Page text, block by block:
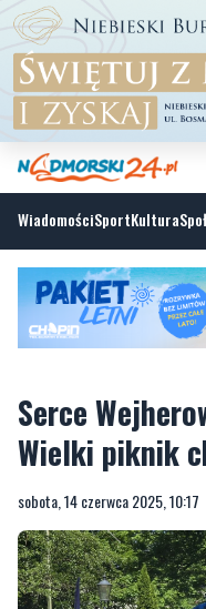
WiadomościSportKultura
Serce
Wielki piknik
sobota, 14 czerwca 2025, 10:17